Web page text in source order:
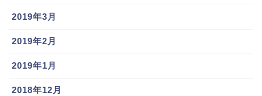
2019年3月
2019年2月
2019年1月
2018年12月